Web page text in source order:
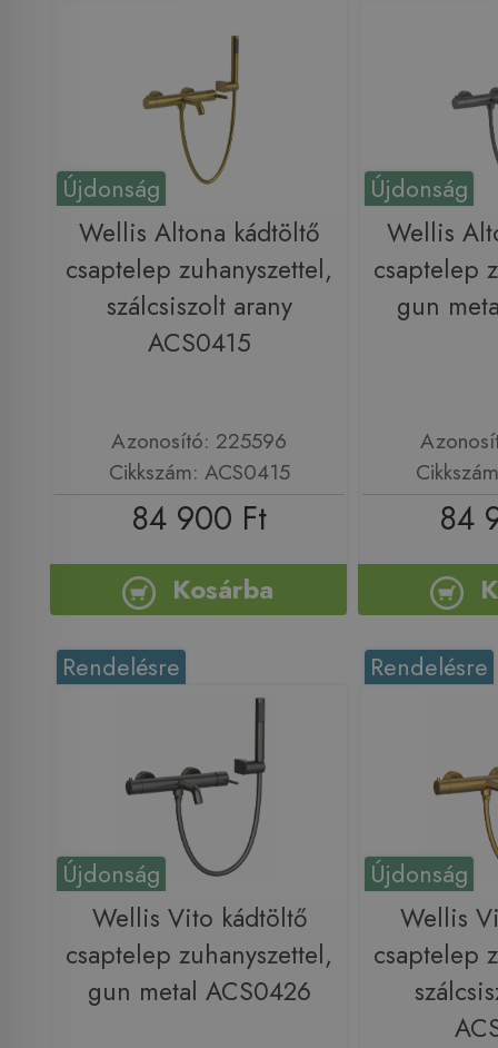
Újdonság
Wellis Altona kádtöltő
csaptelep zuhanyszettel,
szálcsiszolt arany
ACS0415
Azonosító: 225596
Cikkszám: ACS0415
84 900 Ft
Kosárba
Újdonság
Wellis
csaptelep
gun
84
Újdonság
Rendelésre
Wellis Vito kádtöltő
csaptelep zuhanyszettel,
gun metal ACS0426
Újdonság
Rendelésre
Wellis
csaptelep